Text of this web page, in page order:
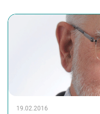
19.02.2016